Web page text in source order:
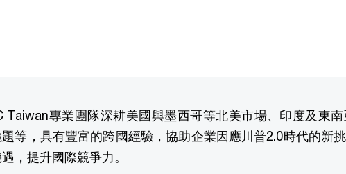
Taiwan專業團隊深耕美國與墨西哥等北美市場、印度及東
等，具有豐富的跨國經驗，協助企業因應川普2.0時代的新
，提升國際競爭力。